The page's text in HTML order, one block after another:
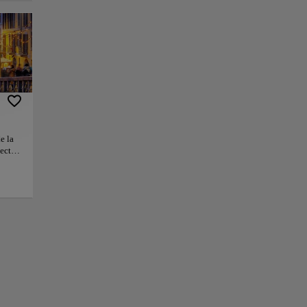
la
los
unía Milán con
enmarcan
reflejos
la luna, el